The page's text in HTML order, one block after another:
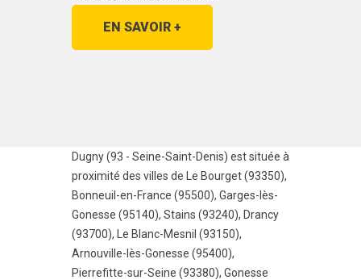
EN SAVOIR +
Dugny (93 - Seine-Saint-Denis) est située à
proximité des villes de
Le Bourget (93350),
Bonneuil-en-France (95500), Garges-lès-
Gonesse (95140), Stains (93240), Drancy
(93700), Le Blanc-Mesnil (93150),
Arnouville-lès-Gonesse (95400),
Pierrefitte-sur-Seine (93380), Gonesse